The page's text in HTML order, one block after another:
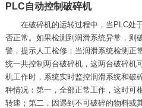
PLC自动控制破碎机
在破碎机的运转过程中，当PLC处
否正常。如果检测到润滑系统异常，则
警，提示人工检修；当润滑系统检测正
统一共控制两台破碎机，这两台破碎机
机工作时，系统实时监控润滑系统和破
种情况： 第一，全部正常工作，这时可
转速； 第二，因遇到不可破碎的物料或